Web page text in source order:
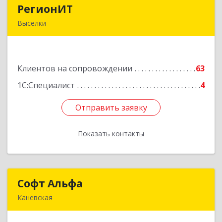
РегионИТ
Выселки
Клиентов на сопровождении
63
1С:Специалист
4
Отправить заявку
Показать контакты
173/1
Отправить заявку
Назад
Софт Альфа
Каневская